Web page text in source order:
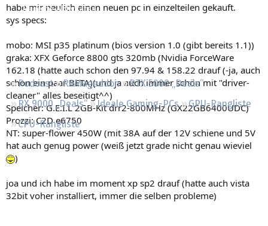
Neueste Aktivitäten
Regeln
Podcast RAMageddon
RTX 5000 „Deals“
RX 9000 „Deals“
Ideale Gaming-PCs
GPU-Rangliste
CPU-Rangliste
habe mir neulich einen neuen pc in einzelteilen gekauft.
sys specs:
mobo: MSI p35 platinum (bios version 1.0 (gibt bereits 1.1))
graka: XFX Geforce 8800 gts 320mb (Nvidia ForceWare
162.18 (hatte auch schon den 97.94 & 158.22 drauf (-ja, auch
schon ein paar BETA)(und ja auch immer schön mit "driver-
cleaner" alles beseitigt^^)
Speicher: G.E.I.L 2GB-Kit drr2-800MHz (GX22GB6400UDC)
Prozzi: C2D e6750
NT: super-flower 450W (mit 38A auf der 12V schiene und 5V
hat auch genug power (weiß jetzt grade nicht genau wieviel
)
joa und ich habe im moment xp sp2 drauf (hatte auch vista
32bit voher installiert, immer die selben probleme)